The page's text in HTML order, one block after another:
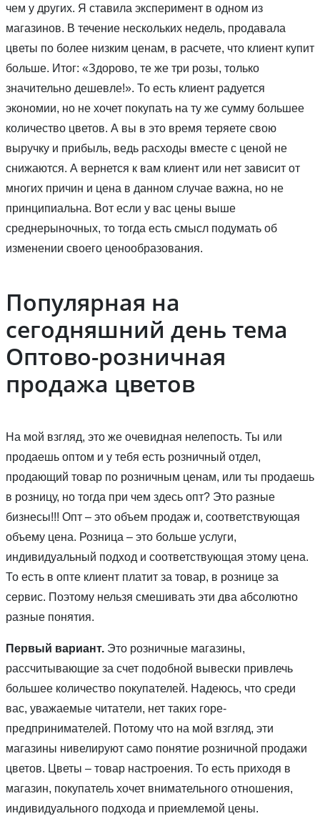
чем у других. Я ставила эксперимент в одном из
магазинов. В течение нескольких недель, продавала
цветы по более низким ценам, в расчете, что клиент купит
больше. Итог: «Здорово, те же три розы, только
значительно дешевле!». То есть клиент радуется
экономии, но не хочет покупать на ту же сумму большее
количество цветов. А вы в это время теряете свою
выручку и прибыль, ведь расходы вместе с ценой не
снижаются. А вернется к вам клиент или нет зависит от
многих причин и цена в данном случае важна, но не
принципиальна. Вот если у вас цены выше
среднерыночных, то тогда есть смысл подумать об
изменении своего ценообразования.
Популярная на
сегодняшний день тема
Оптово-розничная
продажа цветов
На мой взгляд, это же очевидная нелепость. Ты или
продаешь оптом и у тебя есть розничный отдел,
продающий товар по розничным ценам, или ты продаешь
в розницу, но тогда при чем здесь опт? Это разные
бизнесы!!! Опт – это объем продаж и, соответствующая
объему цена. Розница – это больше услуги,
индивидуальный подход и соответствующая этому цена.
То есть в опте клиент платит за товар, в рознице за
сервис. Поэтому нельзя смешивать эти два абсолютно
разные понятия.
Первый вариант. Это розничные магазины,
рассчитывающие за счет подобной вывески привлечь
большее количество покупателей. Надеюсь, что среди
вас, уважаемые читатели, нет таких горе-
предпринимателей. Потому что на мой взгляд, эти
магазины нивелируют само понятие розничной продажи
цветов. Цветы – товар настроения. То есть приходя в
магазин, покупатель хочет внимательного отношения,
индивидуального подхода и приемлемой цены.